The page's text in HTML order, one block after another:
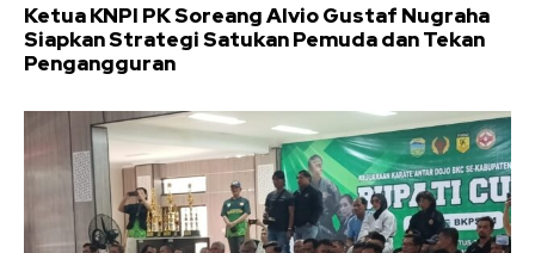
Ketua KNPI PK Soreang Alvio Gustaf Nugraha
Siapkan Strategi Satukan Pemuda dan Tekan
Pengangguran